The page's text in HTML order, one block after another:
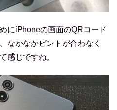
にiPhoneの画面のQRコード
なかなかピントが合わなく
感じですね。